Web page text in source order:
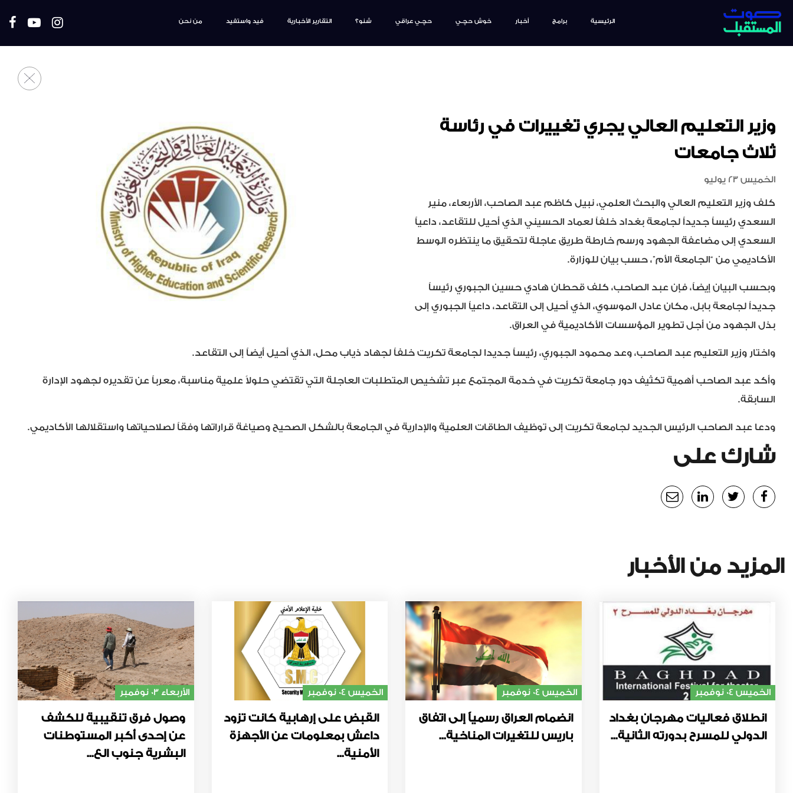
الرئيسية برامج أخبار خوش حچـي حچـي عراقي شنو؟ التقارير الأخبارية فيد واستفيد من نحن
وزير التعليم العالي يجري تغييرات في رئاسة
ثلاث جامعات
الخميس 23 يوليو
كلف وزير التعليم العالي والبحث العلمي، نبيل كاظم عبد الصاحب، الأربعاء، منير
السعدي رئيساً جديداً لجامعة بغداد خلفاً لعماد الحسيني الذي أحيل للتقاعد، داعياً
السعدي إلى مضاعفة الجهود ورسم خارطة طريق عاجلة لتحقيق ما ينتظره الوسط
الأكاديمي من “الجامعة الأم”، حسب بيان للوزارة.
وبحسب البيان إيضاً، فإن عبد الصاحب، كلف قحطان هادي حسين الجبوري رئيساً
جديداً لجامعة بابل، مكان عادل الموسوي، الذي أحيل إلى التقاعد، داعياً الجبوري إلى
بذل الجهود من أجل تطوير المؤسسات الأكاديمية في العراق.
واختار وزير التعليم عبد الصاحب، وعد محمود الجبوري، رئيساً جديدا لجامعة تكريت خلفاً لجهاد ذياب محل، الذي أحيل أيضاً إلى التقاعد.
وأكد عبد الصاحب أهمية تكثيف دور جامعة تكريت في خدمة المجتمع عبر تشخيص المتطلبات العاجلة التي تقتضي حلولاً علمية مناسبة، معرباً عن تقديره لجهود الإدارة
السابقة.
ودعا عبد الصاحب الرئيس الجديد لجامعة تكريت إلى توظيف الطاقات العلمية والإدارية في الجامعة بالشكل الصحيح وصياغة قراراتها وفقاً لصلاحياتها واستقلالها الأكاديمي.
شارك على
المزيد من الأخبار
الخميس 04 نوفمبر
انطلاق فعاليات مهرجان بغداد
الدولي للمسرح بدورته الثانية...
الخميس 04 نوفمبر
انضمام العراق رسمياً إلى اتفاق
باريس للتغيرات المناخية...
الخميس 04 نوفمبر
القبض على إرهابية كانت تزود
داعش بمعلومات عن الأجهزة
الأمنية...
الأربعاء 03 نوفمبر
وصول فرق تنقيبية للكشف
عن إحدى أكبر المستوطنات
البشرية جنوب الع...